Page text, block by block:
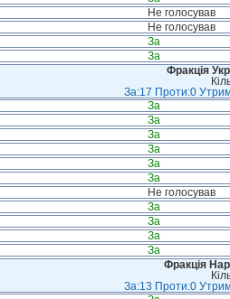
Не голосував
Не голосував
За
За
Фракція
За:17 Проти:0
За
За
За
За
За
За
Не голосував
За
За
За
За
Фракція
За:13 Проти:0